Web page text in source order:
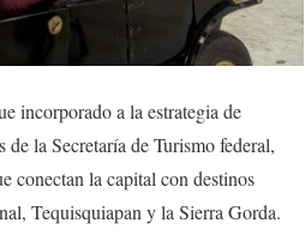
incorporado a la estrategia de
la Secretaría de Turismo federal,
conectan la capital con destinos
Tequisquiapan y la Sierra Gorda.